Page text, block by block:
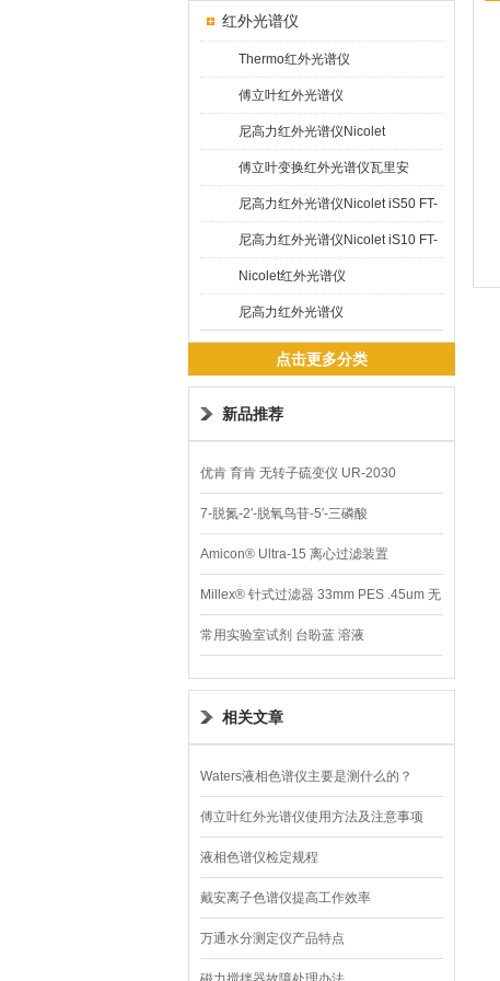
红外光谱仪
Thermo红外光谱仪
傅立叶红外光谱仪
尼高力红外光谱仪Nicolet
5700/6700
傅立叶变换红外光谱仪瓦里安
Varian 640
尼高力红外光谱仪Nicolet iS50 FT-
IR
尼高力红外光谱仪Nicolet iS10 FT-
IR
Nicolet红外光谱仪
尼高力红外光谱仪
点击更多分类
新品推荐
优肯 育肯 无转子硫变仪 UR-2030
7-脱氮-2′-脱氧鸟苷-5′-三磷酸
Amicon® Ultra-15 离心过滤装置
Millex® 针式过滤器 33mm PES .45um 无
菌
常用实验室试剂 台盼蓝 溶液
相关文章
Waters液相色谱仪主要是测什么的？
傅立叶红外光谱仪使用方法及注意事项
液相色谱仪检定规程
戴安离子色谱仪提高工作效率
万通水分测定仪产品特点